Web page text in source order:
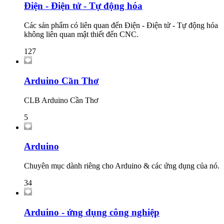
Điện - Điện tử - Tự động hóa
Các sản phẩm có liên quan đến Điện - Điện tử - Tự động hóa
không liên quan mật thiết đến CNC.
127
Arduino Cần Thơ
CLB Arduino Cần Thơ
5
Arduino
Chuyên mục dành riêng cho Arduino & các ứng dụng của nó.
34
Arduino - ứng dụng công nghiệp